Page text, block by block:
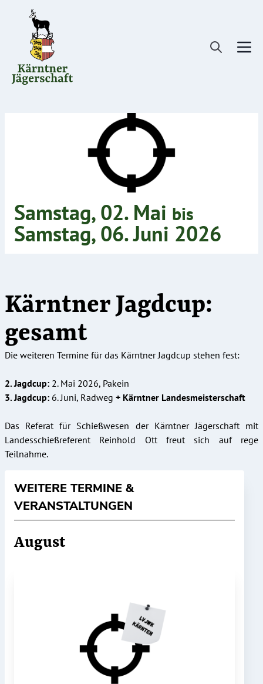
Samstag, 02. Mai bis
Samstag, 06. Juni 2026
WEITERE TERMINE &
VERANSTALTUNGEN
August
Kärntner Jagdcup:
gesamt
Die weiteren Termine für das Kärntner Jagdcup stehen fest:
2. Jagdcup: 2. Mai 2026, Pakein
3. Jagdcup: 6. Juni, Radweg + Kärntner Landesmeisterschaft
Das Referat für Schießwesen der Kärntner Jägerschaft mit
Landesschießreferent Reinhold Ott freut sich auf rege
Teilnahme.